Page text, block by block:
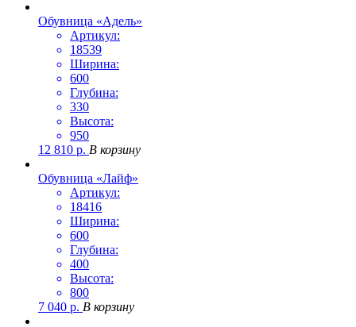
Обувница «Адель»
Артикул:
18539
Ширина:
600
Глубина:
330
Высота:
950
12 810 р. В корзину
Обувница «Лайф»
Артикул:
18416
Ширина:
600
Глубина:
400
Высота:
800
7 040 р. В корзину